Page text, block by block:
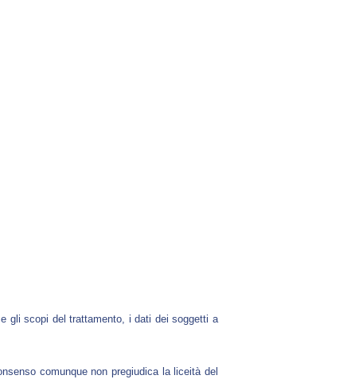
gli scopi del trattamento, i dati dei soggetti a
comunque non pregiudica la liceità del